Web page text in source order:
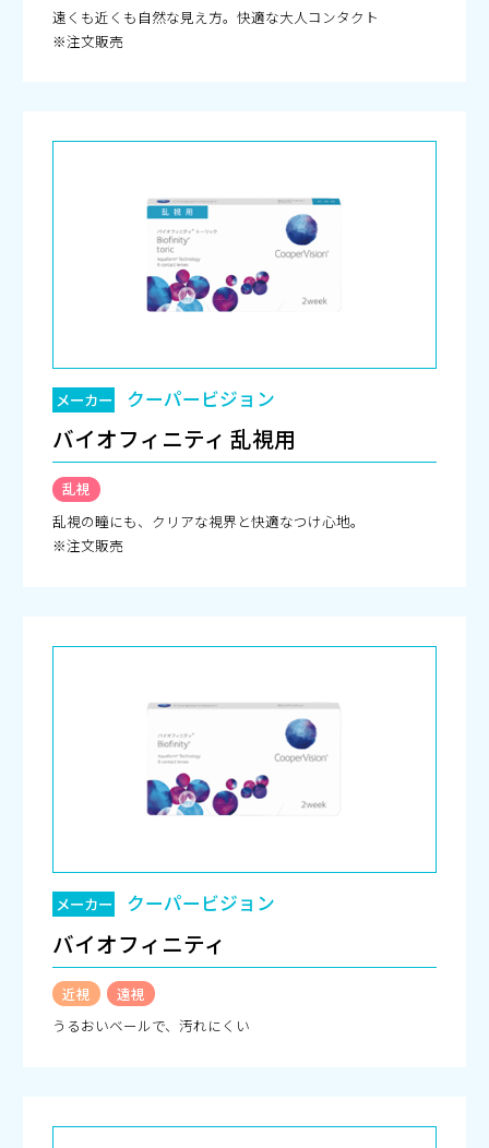
遠くも近くも自然な見え方。快適な大人コンタクト
※注文販売
メーカー クーパービジョン
バイオフィニティ 乱視用
乱視
乱視の瞳にも、クリアな視界と快適なつけ心地。
※注文販売
メーカー クーパービジョン
バイオフィニティ
近視
遠視
うるおいベールで、汚れにくい